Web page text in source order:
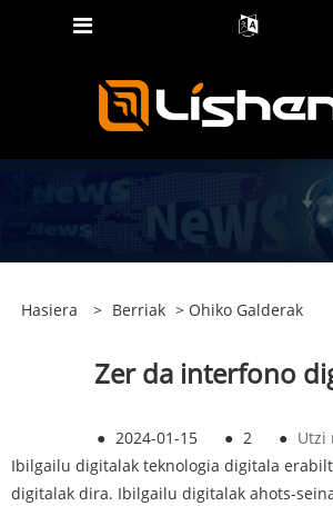
Hasiera > Berriak > Ohiko Galderak
Zer da interfono
● 2024-01-15 ● 2 ● Utzi
Ibilgailu digitalak teknologia digitala
digitalak dira. Ibilgailu digitalak ahots-